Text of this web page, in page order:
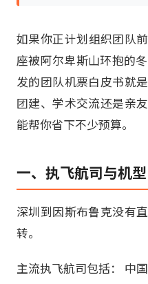
如果你正计划组织团队
座被阿尔卑斯山环抱的
发的团队机票白皮书就
团建、学术交流还是亲
能帮你省下不少预算。
一、执飞航司与机
深圳到因斯布鲁克没有
转。
主流执飞航司包括： 中